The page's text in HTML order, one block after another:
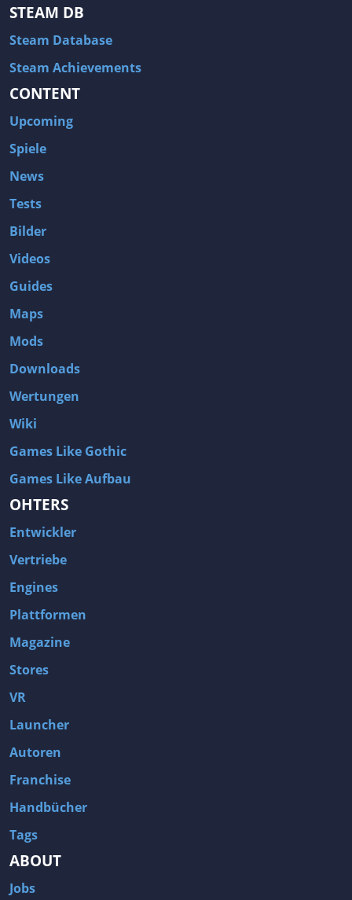
STEAM DB
Steam Database
Steam Achievements
CONTENT
Upcoming
Spiele
News
Tests
Bilder
Videos
Guides
Maps
Mods
Downloads
Wertungen
Wiki
Games Like Gothic
Games Like Aufbau
OHTERS
Entwickler
Vertriebe
Engines
Plattformen
Magazine
Stores
VR
Launcher
Autoren
Franchise
Handbücher
Tags
ABOUT
Jobs